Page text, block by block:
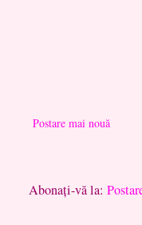
Postare mai nouă
Abonați-vă la: